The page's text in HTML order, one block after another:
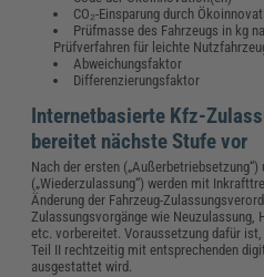
CO₂-Einsparung durch
Prüfmasse des Fahrzeugs in kg
Prüfverfahren für leichte
Abweichungsfaktor
Differenzierungsfaktor
Internetbasierte Kfz-
bereitet nächste Stufe vor
Nach der ersten
(„Wiederzulassung“) werden mit
Änderung der Fahrzeug-
Zulassungsvorgänge wie Neuzulassung,
etc. vorbereitet. Voraussetzung dafür
Teil II rechtzeitig mit entsprechenden
ausgestattet wird.